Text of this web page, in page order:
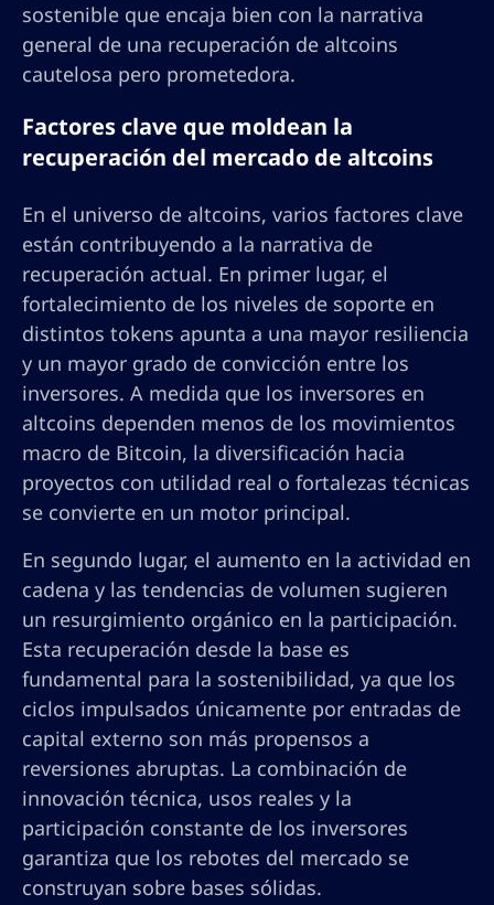
sostenible que encaja bien con la narrativa
general de una recuperación de altcoins
cautelosa pero prometedora.
Factores clave que moldean la
recuperación del mercado de altcoins
En el universo de altcoins, varios factores clave
están contribuyendo a la narrativa de
recuperación actual. En primer lugar, el
fortalecimiento de los niveles de soporte en
distintos tokens apunta a una mayor resiliencia
y un mayor grado de convicción entre los
inversores. A medida que los inversores en
altcoins dependen menos de los movimientos
macro de Bitcoin, la diversificación hacia
proyectos con utilidad real o fortalezas técnicas
se convierte en un motor principal.
En segundo lugar, el aumento en la actividad en
cadena y las tendencias de volumen sugieren
un resurgimiento orgánico en la participación.
Esta recuperación desde la base es
fundamental para la sostenibilidad, ya que los
ciclos impulsados únicamente por entradas de
capital externo son más propensos a
reversiones abruptas. La combinación de
innovación técnica, usos reales y la
participación constante de los inversores
garantiza que los rebotes del mercado se
construyan sobre bases sólidas.